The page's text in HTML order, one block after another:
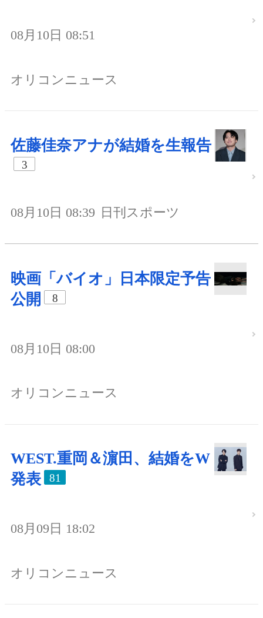
08月10日 08:51
オリコンニュース
佐藤佳奈アナが結婚を生報告
3
08月10日 08:39 日刊スポーツ
映画「バイオ」日本限定予告
公開
8
08月10日 08:00
オリコンニュース
WEST.重岡＆濵田、結婚をW
発表
81
08月09日 18:02
オリコンニュース